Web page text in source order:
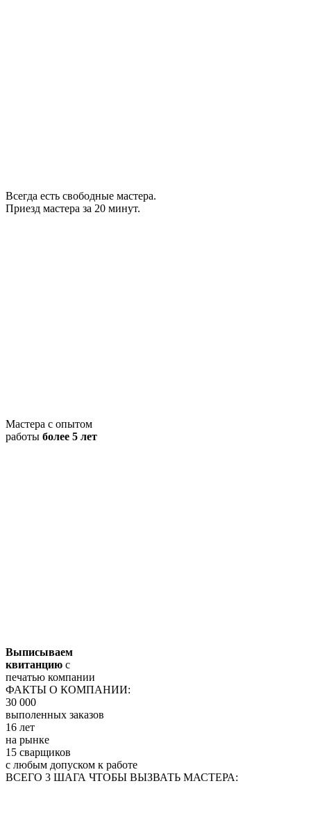
Всегда есть свободные мастера.
Приезд мастера за 20 минут.
Мастера с опытом
работы более 5 лет
Выписываем
квитанцию с
печатью компании
ФАКТЫ О КОМПАНИИ:
30 000
выполенных заказов
16 лет
на рынке
15 сварщиков
с любым допуском к работе
ВСЕГО 3 ШАГА ЧТОБЫ ВЫЗВАТЬ МАСТЕРА: